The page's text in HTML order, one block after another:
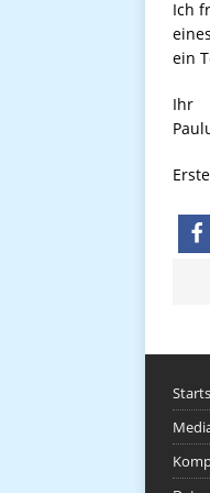
Ich
ein
Ihr